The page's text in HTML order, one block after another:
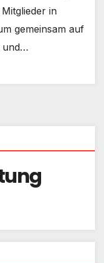
in
gemeinsam auf
und…